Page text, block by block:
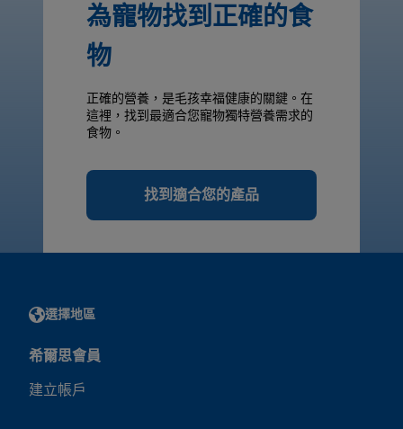
為寵物找到正確的食
物
正確的營養，是毛孩幸福健康的關鍵。在
這裡，找到最適合您寵物獨特營養需求的
食物。
找到適合您的產品
選擇地區
希爾思會員
建立帳戶